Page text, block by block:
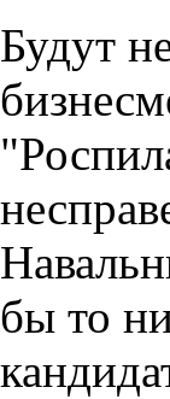
Будут
бы то